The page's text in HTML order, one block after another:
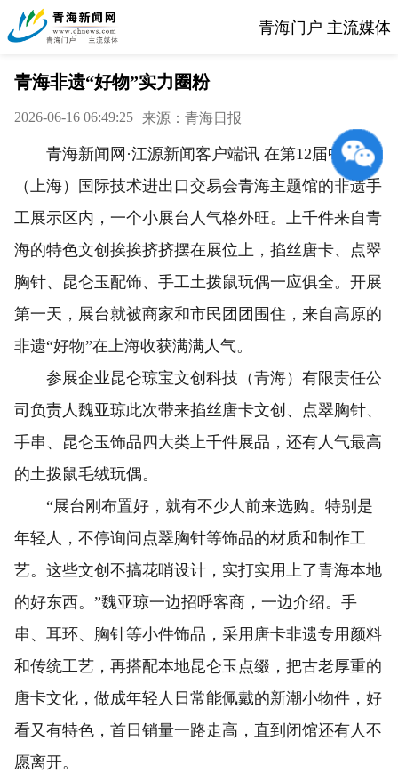
青海门户 主流媒体
青海非遗“好物”实力圈粉
2026-06-16 06:49:25 来源：青海日报
青海新闻网·江源新闻客户端讯 在第12届中国
（上海）国际技术进出口交易会青海主题馆的非遗手
工展示区内，一个小展台人气格外旺。上千件来自青
海的特色文创挨挨挤挤摆在展位上，掐丝唐卡、点翠
胸针、昆仑玉配饰、手工土拨鼠玩偶一应俱全。开展
第一天，展台就被商家和市民团团围住，来自高原的
非遗“好物”在上海收获满满人气。
参展企业昆仑琼宝文创科技（青海）有限责任公
司负责人魏亚琼此次带来掐丝唐卡文创、点翠胸针、
手串、昆仑玉饰品四大类上千件展品，还有人气最高
的土拨鼠毛绒玩偶。
“展台刚布置好，就有不少人前来选购。特别是
年轻人，不停询问点翠胸针等饰品的材质和制作工
艺。这些文创不搞花哨设计，实打实用上了青海本地
的好东西。”魏亚琼一边招呼客商，一边介绍。手
串、耳环、胸针等小件饰品，采用唐卡非遗专用颜料
和传统工艺，再搭配本地昆仑玉点缀，把古老厚重的
唐卡文化，做成年轻人日常能佩戴的新潮小物件，好
看又有特色，首日销量一路走高，直到闭馆还有人不
愿离开。